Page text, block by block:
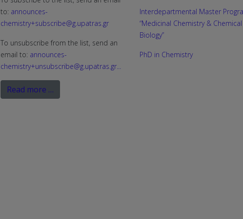
to: announces-
chemistry+subscribe@g.upatras.gr
To unsubscribe from the list, send an
email to: announces-
chemistry+unsubscribe@g.upatras.gr...
Read more …
Interdepartmental Master
“Medicinal Chemistry & Chemical
Biology”
PhD in Chemistry